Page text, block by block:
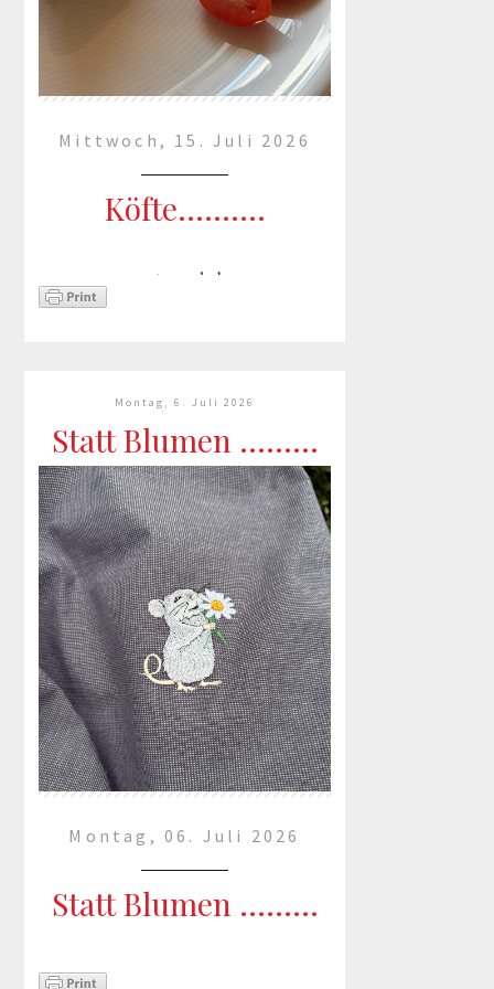
Mittwoch, 15. Juli 2026
Köfte..........
............ passt wunderbar wenn es
so heiß ist.
Montag, 6. Juli 2026
Statt Blumen .........
Montag, 06. Juli 2026
Statt Blumen .........
.... habe ich ein